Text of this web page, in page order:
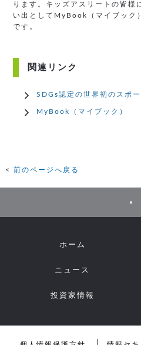
ります。キッズアスリートの皆様
い出としてMyBook（マイブック
です。
関連リンク
SDGs認定の世界初のスポ
MyBook（マイブック）
前のページへ戻る
▲
ホーム
ニュース
投資家情報